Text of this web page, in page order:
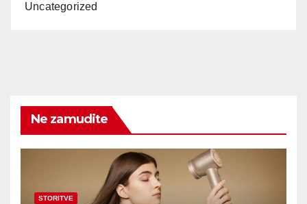
Uncategorized
Ne zamudite
STORITVE